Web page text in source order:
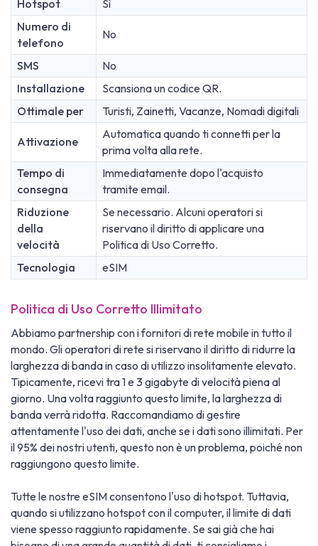
Hotspot
Sì
Numero di
telefono
No
SMS
No
Installazione
Scansiona un codice QR.
Ottimale per
Turisti, Zainetti, Vacanze, Nomadi digitali
Attivazione
Automatica quando ti connetti per la
prima volta alla rete.
Tempo di
consegna
Immediatamente dopo l'acquisto
tramite email.
Riduzione
della
velocità
Se necessario. Alcuni operatori si
riservano il diritto di applicare una
Politica di Uso Corretto.
Tecnologia
eSIM
Politica di Uso Corretto Illimitato
Abbiamo partnership con i fornitori di rete mobile in tutto il
mondo. Gli operatori di rete si riservano il diritto di ridurre la
larghezza di banda in caso di utilizzo insolitamente elevato.
Tipicamente, ricevi tra 1 e 3 gigabyte di velocità piena al
giorno. Una volta raggiunto questo limite, la larghezza di
banda verrà ridotta. Raccomandiamo di gestire
attentamente l'uso dei dati, anche se i dati sono illimitati. Per
il 95% dei nostri utenti, questo non è un problema, poiché non
raggiungono questo limite.
Tutte le nostre eSIM consentono l'uso di hotspot. Tuttavia,
quando si utilizzano hotspot con il computer, il limite di dati
viene spesso raggiunto rapidamente. Se sai già che hai